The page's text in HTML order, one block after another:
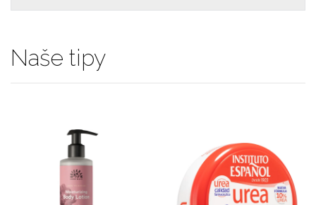
Naše tipy